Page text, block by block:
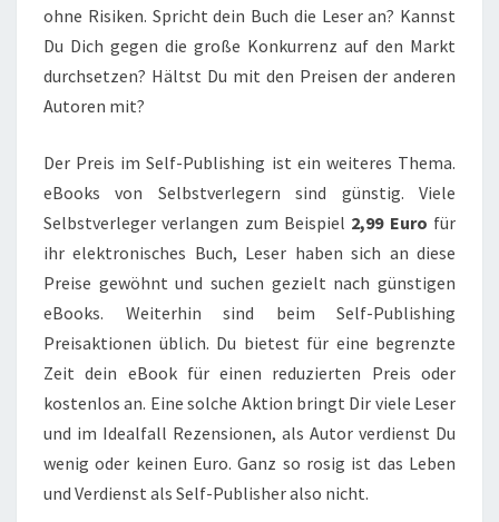
ohne Risiken. Spricht dein Buch die Leser an? Kannst
Du Dich gegen die große Konkurrenz auf den Markt
durchsetzen? Hältst Du mit den Preisen der anderen
Autoren mit?
Der Preis im Self-Publishing ist ein weiteres Thema.
eBooks von Selbstverlegern sind günstig. Viele
Selbstverleger verlangen zum Beispiel 2,99 Euro für
ihr elektronisches Buch, Leser haben sich an diese
Preise gewöhnt und suchen gezielt nach günstigen
eBooks. Weiterhin sind beim Self-Publishing
Preisaktionen üblich. Du bietest für eine begrenzte
Zeit dein eBook für einen reduzierten Preis oder
kostenlos an. Eine solche Aktion bringt Dir viele Leser
und im Idealfall Rezensionen, als Autor verdienst Du
wenig oder keinen Euro. Ganz so rosig ist das Leben
und Verdienst als Self-Publisher also nicht.